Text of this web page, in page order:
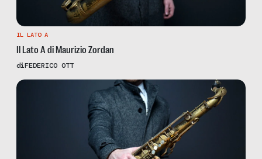
IL LATO A
Il Lato A di Maurizio Zordan
diFEDERICO OTT